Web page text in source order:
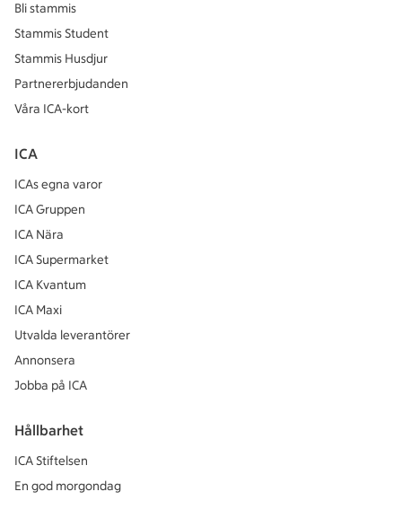
Bli stammis
Stammis Student
Stammis Husdjur
Partnererbjudanden
Våra ICA-kort
ICA
ICAs egna varor
ICA Gruppen
ICA Nära
ICA Supermarket
ICA Kvantum
ICA Maxi
Utvalda leverantörer
Annonsera
Jobba på ICA
Hållbarhet
ICA Stiftelsen
En god morgondag